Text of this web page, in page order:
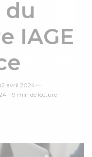
du
IAGE
avril 2024—
—9 min de lecture